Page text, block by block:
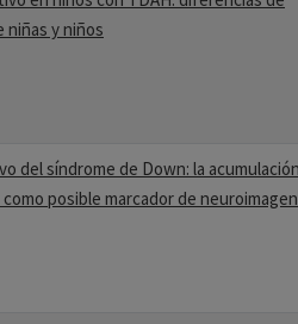
y niños
del síndrome de Down: la acumulación
posible marcador de neuroimagen